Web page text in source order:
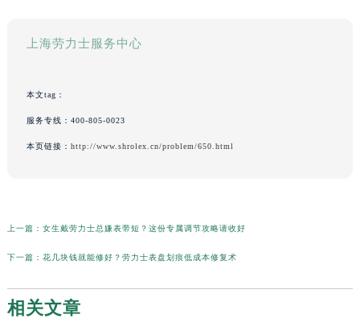
上海劳力士服务中心
本文tag：
服务专线： 400-805-0023
本页链接： http://www.shrolex.cn/problem/650.html
上一篇： 女生戴劳力士总嫌表带短？这份专属调节攻略请收好
下一篇： 花几块钱就能修好？劳力士表盘划痕低成本修复术
相关文章